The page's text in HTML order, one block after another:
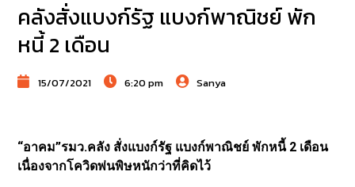
คลังสั่งแบงก์รัฐ แบงก์พาณิชย์ พัก
หนี้ 2 เดือน
15/07/2021 6:20 pm Sanya
“อาคม”รมว.คลัง สั่งแบงก์รัฐ แบงก์พาณิชย์ พักหนี้ 2 เดือน
เนื่องจากโควิดพ่นพิษหนักว่าที่คิดไว้